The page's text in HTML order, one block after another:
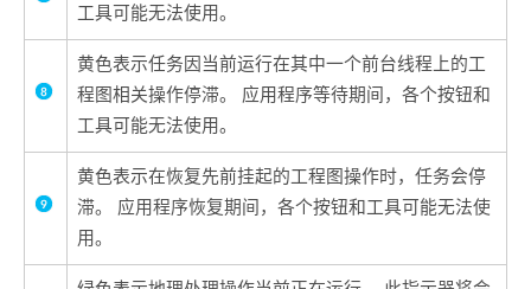
工具可能无法使用。
黄色表示任务因当前运行在其中一个前台线程上的工
程图相关操作停滞。 应用程序等待期间，各个按钮和
工具可能无法使用。
黄色表示在恢复先前挂起的工程图操作时，任务会停
滞。 应用程序恢复期间，各个按钮和工具可能无法使
用。